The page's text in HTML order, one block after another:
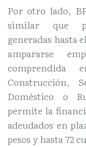
Por otro lado,
similar que
generadas hasta
ampararse
comprendida
Construcción,
Doméstico o
permite la
adeudados en
pesos y hasta 72